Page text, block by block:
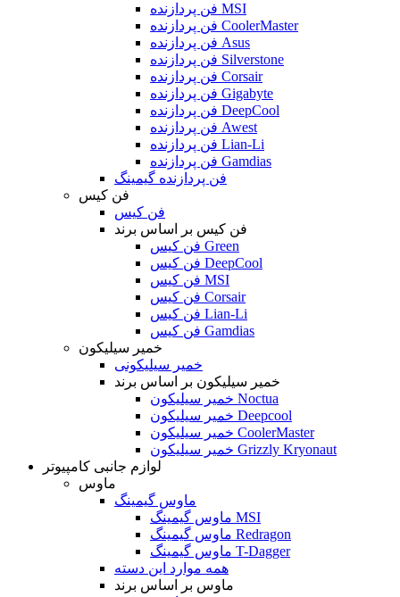
فن پردازنده MSI
فن پردازنده CoolerMaster
فن پردازنده Asus
فن پردازنده Silverstone
فن پردازنده Corsair
فن پردازنده Gigabyte
فن پردازنده DeepCool
فن پردازنده Awest
فن پردازنده Lian-Li
فن پردازنده Gamdias
فن پردازنده گیمینگ
فن کیس
فن کیس
فن کیس بر اساس برند
فن کیس Green
فن کیس DeepCool
فن کیس MSI
فن کیس Corsair
فن کیس Lian-Li
فن کیس Gamdias
خمیر سیلیکون
خمیر سیلیکونی
خمیر سیلیکون بر اساس برند
خمیر سیلیکون Noctua
خمیر سیلیکون Deepcool
خمیر سیلیکون CoolerMaster
خمیر سیلیکون Grizzly Kryonaut
لوازم جانبی کامپیوتر
ماوس
ماوس گیمینگ
ماوس گیمینگ MSI
ماوس گیمینگ Redragon
ماوس گیمینگ T-Dagger
همه موارد این دسته
ماوس بر اساس برند